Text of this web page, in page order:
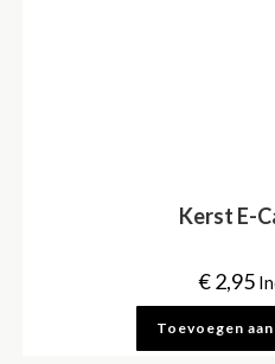
Kerst E-
€2,95
Toevoegen